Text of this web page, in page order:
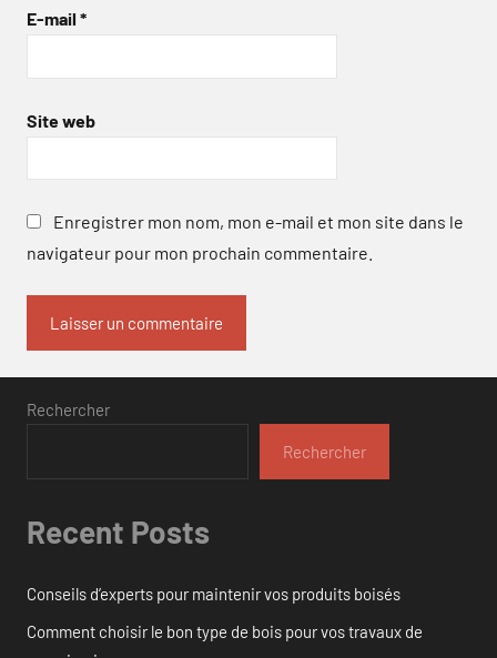
E-mail *
Site web
Enregistrer mon nom, mon e-mail et mon site dans le
navigateur pour mon prochain commentaire.
Rechercher
Rechercher
Recent Posts
Conseils d’experts pour maintenir vos produits boisés
Comment choisir le bon type de bois pour vos travaux de